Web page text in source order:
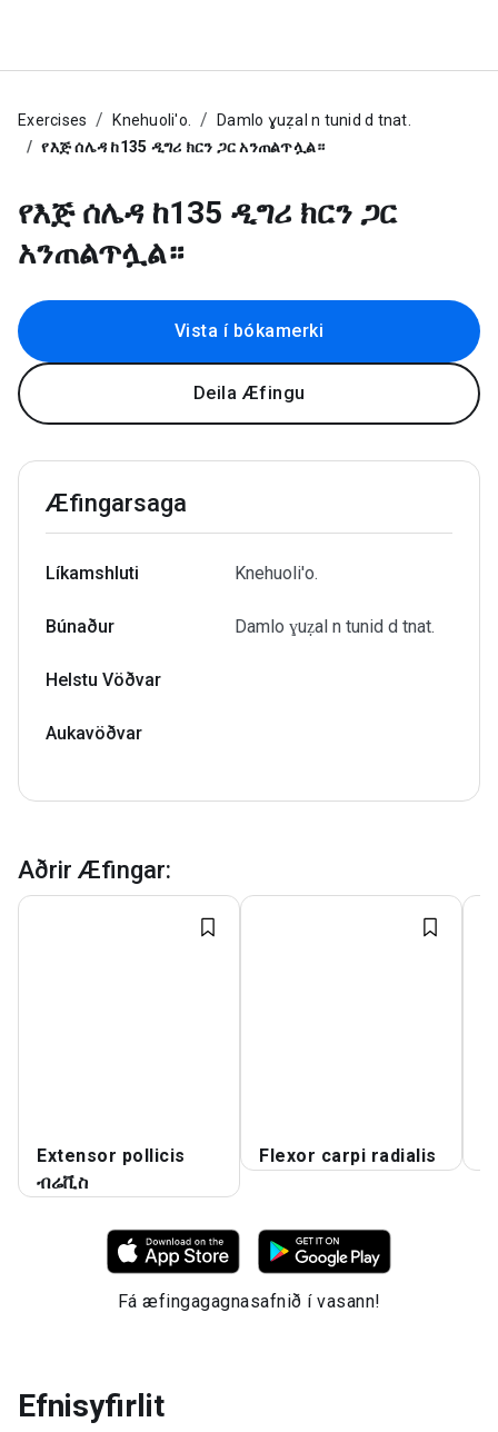
Exercises Knehuoli'o.
Damlo ɣuẓal n tunid d tnat.
የእጅ ሰሌዳ ከ135 ዲግሪ ክርን ጋር አንጠልጥሏል።
የእጅ ሰሌዳ ከ135 ዲግሪ ክርን ጋር
አንጠልጥሏል።
Vista í bókamerki
Deila Æfingu
Æfingarsaga
Líkamshluti Knehuoli'o.
Búnaður Damlo ɣuẓal n tunid d tnat.
Helstu Vöðvar
Aukavöðvar
Aðrir Æfingar:
Extensor pollicis
ብሬቪስ
Flexor carpi radialis
Fá æfingagagnasafnið í vasann!
Efnisyfirlit